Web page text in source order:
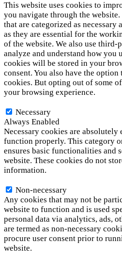
This website uses cookies to
you navigate through the
that are categorized as necessary
as they are essential for the
of the website. We also use third-
analyze and understand how you
cookies will be stored in your
consent. You also have the
cookies. But opting out of some
your browsing experience.
Necessary
Always Enabled
Necessary cookies are absolutely
function properly. This category
ensures basic functionalities and
website. These cookies do not
information.
Non-necessary
Any cookies that may not be
website to function and is used
personal data via analytics, ads,
are termed as non-necessary
procure user consent prior to
website.